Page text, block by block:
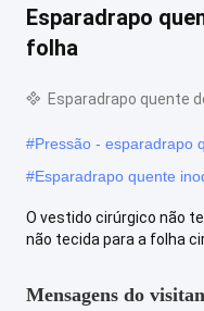
Esparadrapo
folha
Esparadrapo quente
#Pressão - esparadrapo
#Esparadrapo quente
O vestido cirúrgico não
não tecida para a folha
Mensagens do